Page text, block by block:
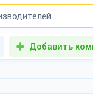
Добавить